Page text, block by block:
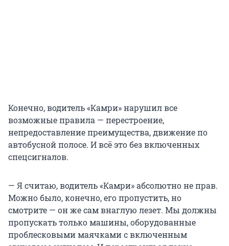
Конечно, водитель «Камри» нарушил все
возможные правила — перестроение,
непредоставление преимущества, движение по
автобусной полосе. И всё это без включенных
спецсигналов.
— Я считаю, водитель «Камри» абсолютно не прав.
Можно было, конечно, его пропустить, но
смотрите — он же сам внаглую лезет. Мы должны
пропускать только машины, оборудованные
проблесковыми маячками с включенным